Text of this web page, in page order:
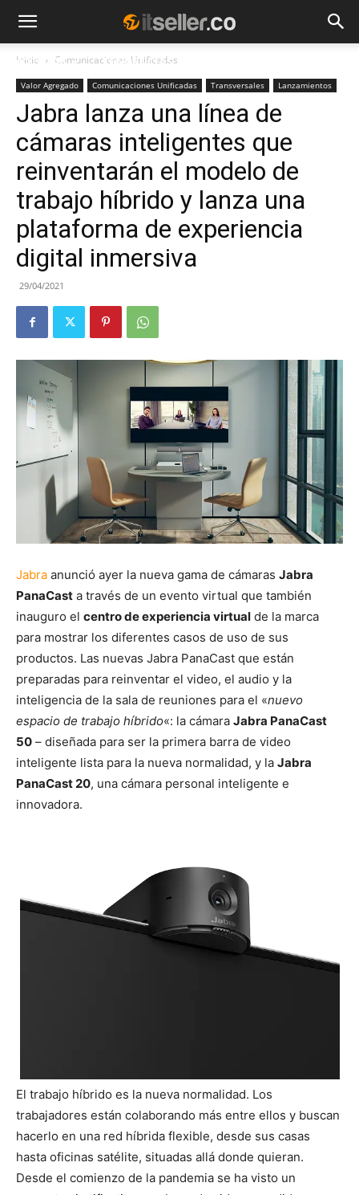
NOTICIAS TENDENCIAS
Inicio Comunicaciones Unificadas
Valor Agregado Comunicaciones Unificadas Transversales Lanzamientos
Jabra lanza una línea de
cámaras inteligentes que
reinventarán el modelo de
trabajo híbrido y lanza una
plataforma de experiencia
digital inmersiva
29/04/2021
Jabra anunció ayer la nueva gama de cámaras Jabra
PanaCast a través de un evento virtual que también
inauguro el centro de experiencia virtual de la marca
para mostrar los diferentes casos de uso de sus
productos. Las nuevas Jabra PanaCast que están
preparadas para reinventar el video, el audio y la
inteligencia de la sala de reuniones para el «nuevo
espacio de trabajo híbrido«: la cámara Jabra PanaCast
50 – diseñada para ser la primera barra de video
inteligente lista para la nueva normalidad, y la Jabra
PanaCast 20, una cámara personal inteligente e
innovadora.
El trabajo híbrido es la nueva normalidad. Los
trabajadores están colaborando más entre ellos y buscan
hacerlo en una red híbrida flexible, desde sus casas
hasta oficinas satélite, situadas allá donde quieran.
Desde el comienzo de la pandemia se ha visto un